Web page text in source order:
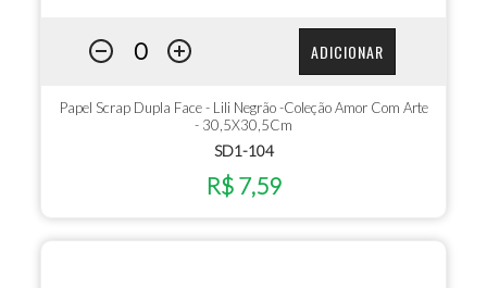
ADICIONAR
Papel Scrap Dupla Face - Lili Negrão -Coleção Amor Com Arte
- 30,5X30,5Cm
SD1-104
R$ 7,59